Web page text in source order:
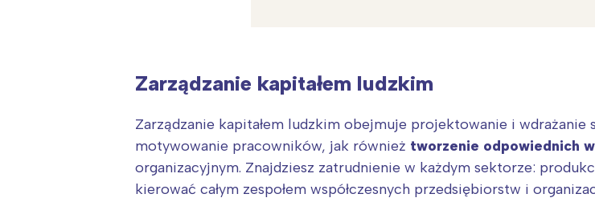
Zarządzanie kapitałem ludzkim
Zarządzanie kapitałem ludzkim obejmuje projektowanie i
motywowanie pracowników, jak również tworzenie odpowiednich
organizacyjnym. Znajdziesz zatrudnienie w każdym sektorze:
kierować całym zespołem współczesnych przedsiębiorstw i